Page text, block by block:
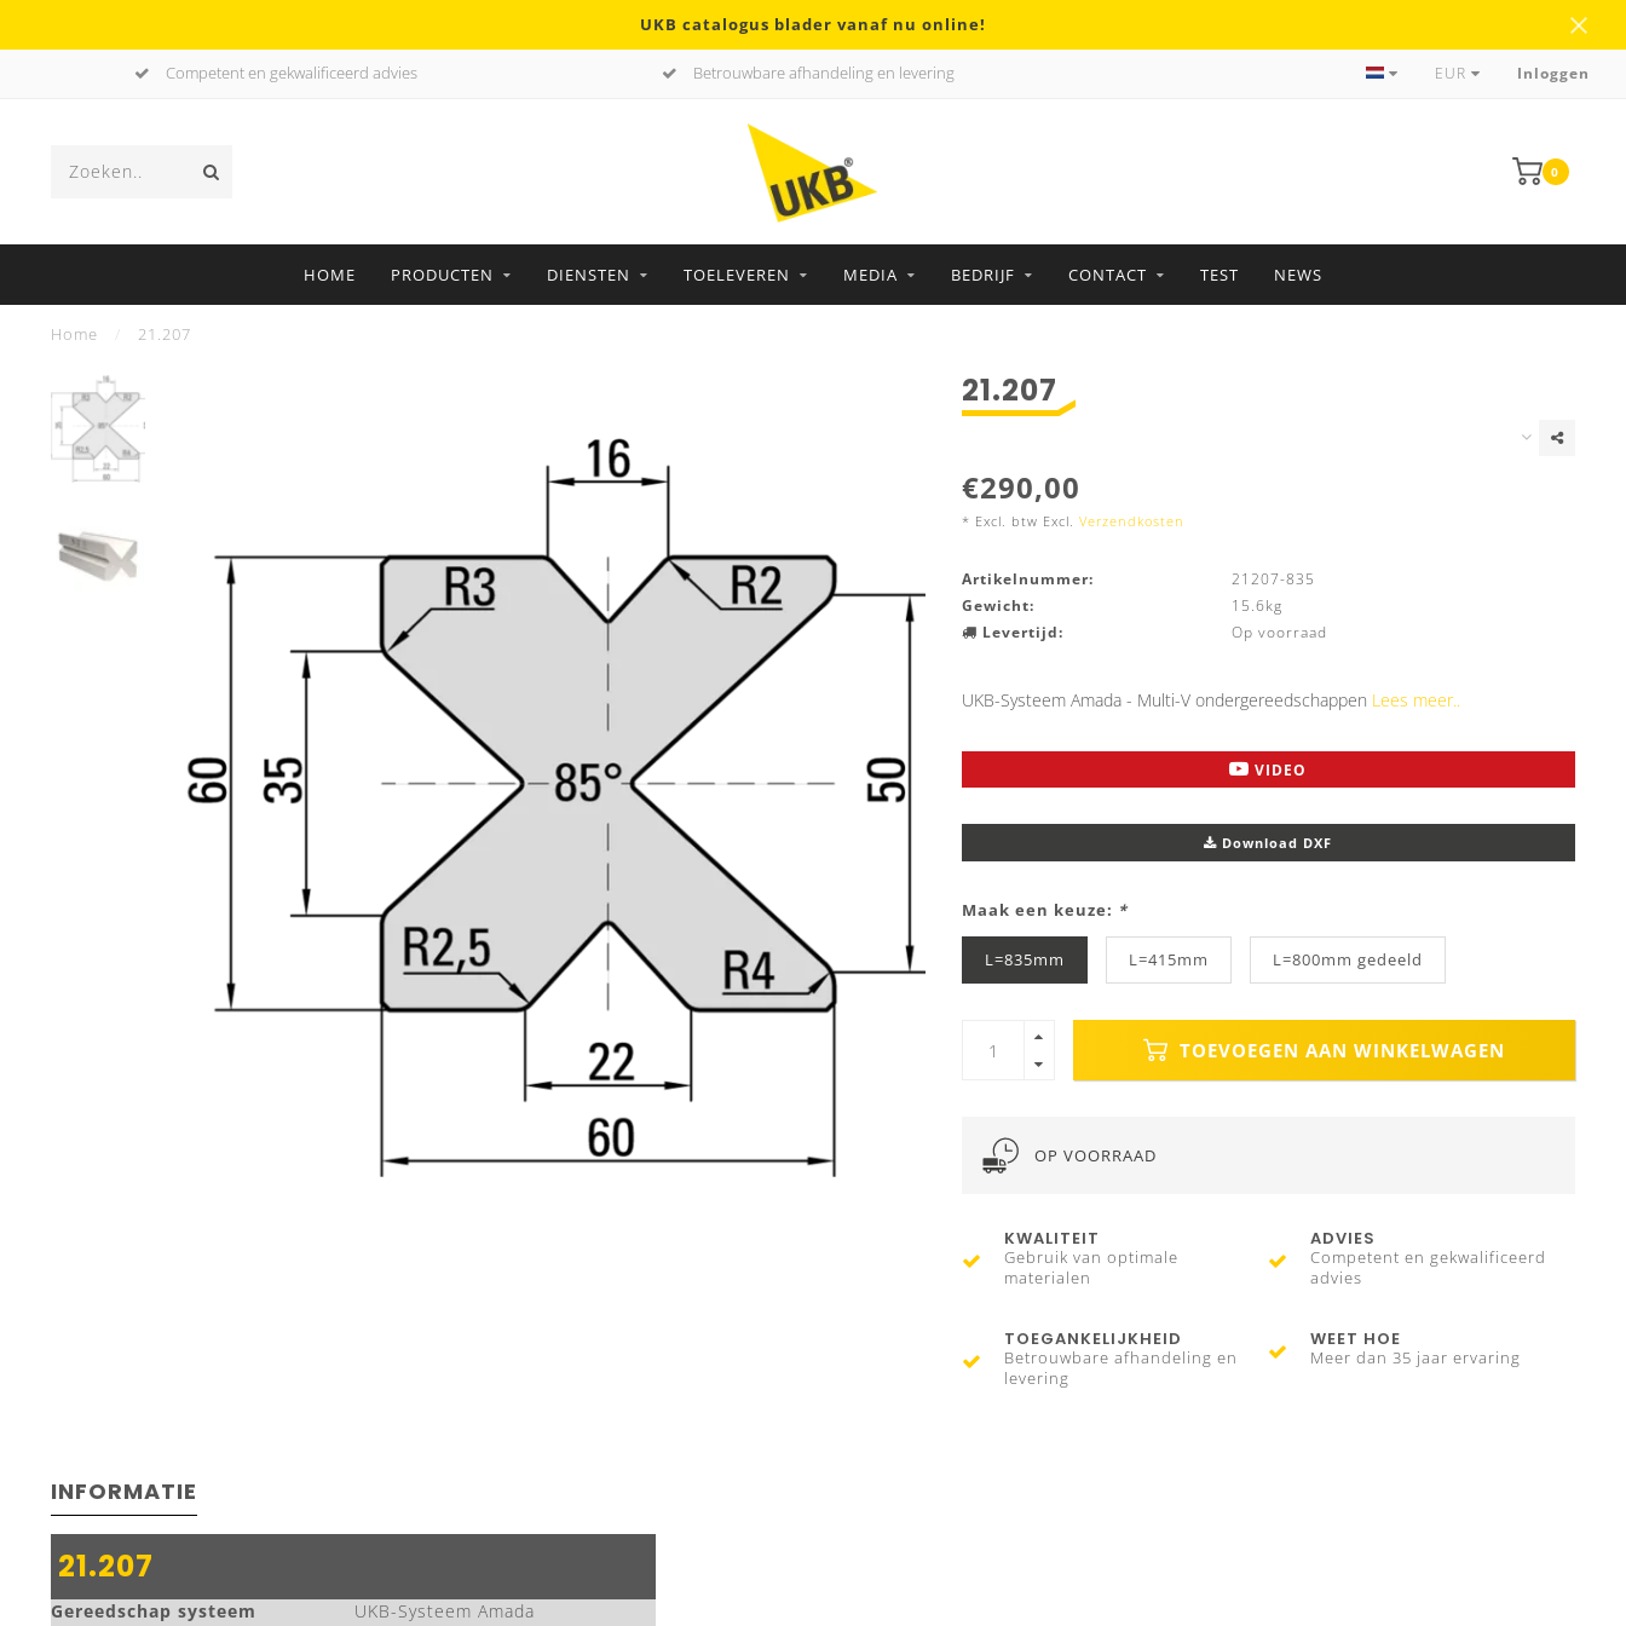
UKB catalogus blader vanaf nu online!
Competent en gekwalificeerd advies Betrouwbare afhandeling en levering Meer dan 35 jaar ervaringEUR Inloggen
0
HOME PRODUCTEN DIENSTEN TOELEVEREN MEDIA BEDRIJF CONTACT TEST NEWS
Home 21.207
21.207
€290,00
* Excl. btw Excl. Verzendkosten
Artikelnummer:
21207-835
Gewicht:
15.6kg
Levertijd:
Op voorraad
UKB-Systeem Amada - Multi-V ondergereedschappen Lees meer..
VIDEO
Download DXF
Maak een keuze: *
L=835mm L=415mm L=800mm gedeeld
TOEVOEGEN AAN WINKELWAGEN
OP VOORRAAD
KWALITEIT
Gebruik van optimale
materialen
ADVIES
Competent en gekwalificeerd
advies
TOEGANKELIJKHEID
Betrouwbare afhandeling en
levering
WEET HOE
Meer dan 35 jaar ervaring
INFORMATIE
21.207
Gereedschap systeem
UKB-Systeem Amada